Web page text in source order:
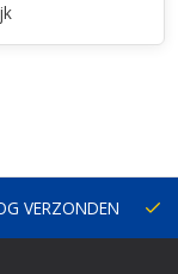
VERZONDEN